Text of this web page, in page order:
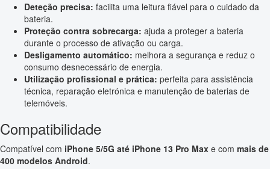
Deteção precisa: facilita uma leitura fiável para o cuidado da
bateria.
Proteção contra sobrecarga: ajuda a proteger a bateria
durante o processo de ativação ou carga.
Desligamento automático: melhora a segurança e reduz o
consumo desnecessário de energia.
Utilização profissional e prática: perfeita para assistência
técnica, reparação eletrónica e manutenção de baterias de
telemóveis.
Compatibilidade
Compatível com iPhone 5/5G até iPhone 13 Pro Max e com mais de
400 modelos Android.